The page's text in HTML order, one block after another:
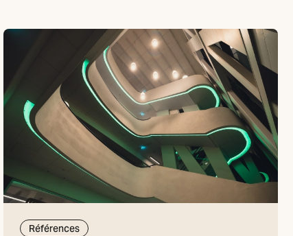
Références